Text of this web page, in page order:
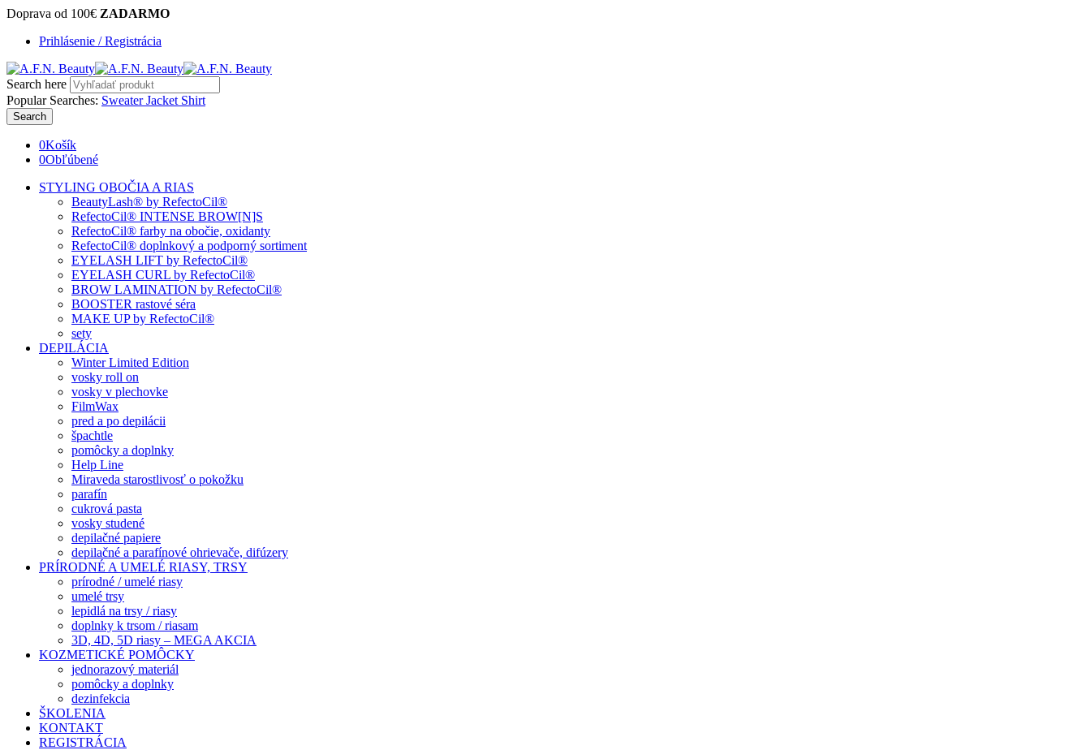
Doprava od 100€ ZADARMO
Prihlásenie / Registrácia
Search here
Popular Searches: SweaterJacket Shirt
Search
0Košík
0Obľúbené
STYLING OBOČIA A RIAS
BeautyLash® by RefectoCil®
RefectoCil® INTENSE BROW[N]S
RefectoCil® farby na obočie, oxidanty
RefectoCil® doplnkový a podporný sortiment
EYELASH LIFT by RefectoCil®
EYELASH CURL by RefectoCil®
BROW LAMINATION by RefectoCil®
BOOSTER rastové séra
MAKE UP by RefectoCil®
sety
DEPILÁCIA
Winter Limited Edition
vosky roll on
vosky v plechovke
FilmWax
pred a po depilácii
špachtle
pomôcky a doplnky
Help Line
Miraveda starostlivosť o pokožku
parafín
cukrová pasta
vosky studené
depilačné papiere
depilačné a parafínové ohrievače, difúzery
PRÍRODNÉ A UMELÉ RIASY, TRSY
prírodné / umelé riasy
umelé trsy
lepidlá na trsy / riasy
doplnky k trsom / riasam
3D, 4D, 5D riasy – MEGA AKCIA
KOZMETICKÉ POMÔCKY
jednorazový materiál
pomôcky a doplnky
dezinfekcia
ŠKOLENIA
KONTAKT
REGISTRÁCIA